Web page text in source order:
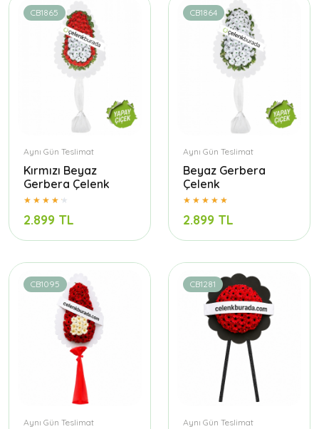
CB1865
Aynı Gün Teslimat
Kırmızı Beyaz
Gerbera Çelenk
2.899 TL
CB1864
Aynı Gün Teslimat
Beyaz Gerbera
Çelenk
2.899 TL
CB1095
Aynı Gün Teslimat
CB1281
Aynı Gün Teslimat